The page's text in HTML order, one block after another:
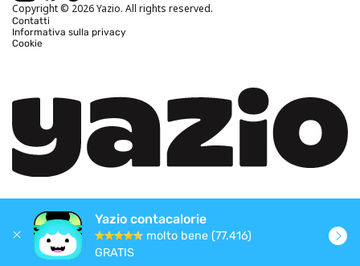
Copyright © 2026 Yazio. All rights reserved.
Contatti
Informativa sulla privacy
Cookie
Yazio contacalorie
molto bene (77.416)
GRATIS